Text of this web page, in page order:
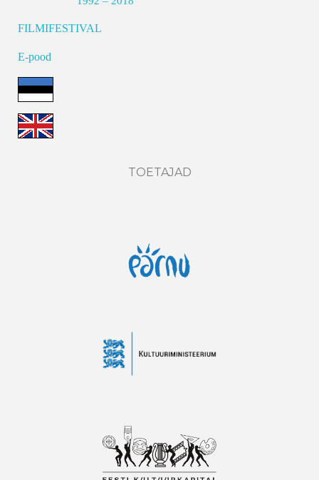
FILMIFESTIVAL
E-pood
TOETAJAD